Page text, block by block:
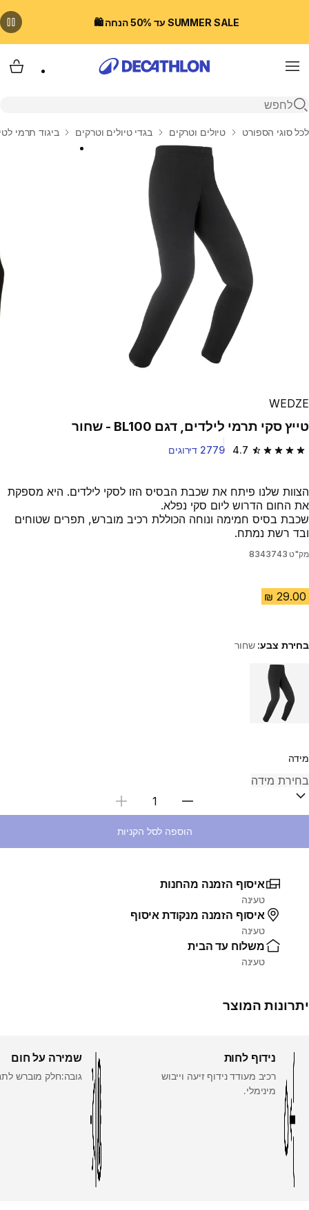
SUMMER SALE עד 50% הנחה 🛍️
Menu
פתיחת חיפוש
בית
לכל סוגי הספורט טיולים וטרקים בגדי טיולים וטרקים ביגוד תרמי
WEDZE
טייץ סקי תרמי לילדים, דגם BL100 - שחור
4.7 4.7 out of 5 stars from 2779 reviews 2779 דירוגים
הצוות שלנו פיתח את שכבת הבסיס הזו לסקי לילדים. היא מספקת
את החום הדרוש ליום סקי נפלא.
שכבת בסיס חמימה ונוחה הכוללת רכיב מוברש, תפרים שטוחים
ובד רשת נמתח.
מק"ט 8343743
בחירת צבע:שחור
Choose a variant
מידה
בחירת כמות
הוספה לסל הקניות
איסוף הזמנה מהחנות
טעינה
איסוף הזמנה מנקודת איסוף
טעינה
משלוח עד הבית
טעינה
יתרונות המוצר
נידוף לחות
רכיב מעודד נידוף זיעה וייבוש
מינימלי.
שמירה על חום
גובה:חלק מוברש